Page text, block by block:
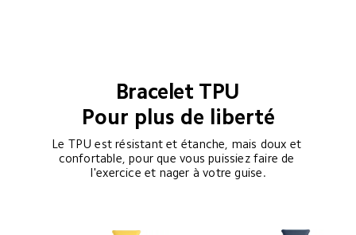
Bracelet TPU
Pour plus de liberté
Le TPU est résistant et étanche, mais doux et
confortable, pour que vous puissiez faire de
l'exercice et nager à votre guise.